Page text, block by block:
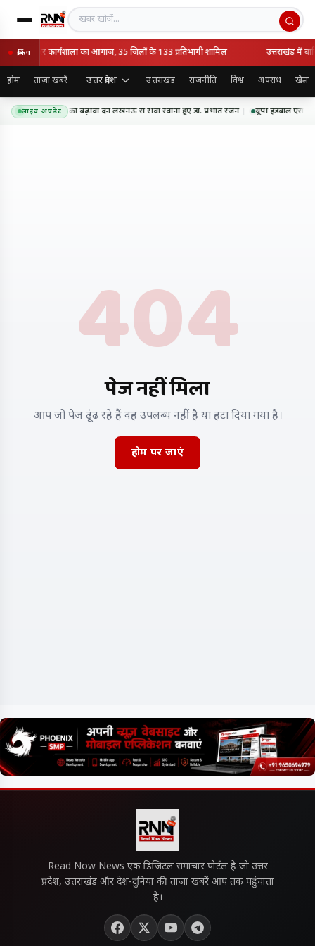
खबर खोजें
ब्रेकिंग
व स्कोरर कार्यशाला का आगाज, 35 जिलों के 133 प्रतिभागी शामिल उत्तराखंड में
होम ताज़ा खबरें उत्तर प्रदेश उत्तराखंड राजनीति विश्व अपराध खेल
लाइव अपडेट
और साइकिलिंग को बढ़ावा देने लखनऊ से रीवा रवाना हुए डॉ. प्रभात रंजन यूपी हैंडबॉल
404
पेज नहीं मिला
आप जो पेज ढूंढ रहे हैं वह उपलब्ध नहीं है या हटा दिया गया है।
होम पर जाएं
Read Now News एक डिजिटल समाचार पोर्टल है जो उत्तर
प्रदेश, उत्तराखंड और देश-दुनिया की ताज़ा खबरें आप तक पहुंचाता
है।